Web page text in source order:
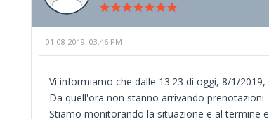
01-08-2019, 03:46 PM
Vi informiamo che dalle 13:23 di oggi, 8/1/
Da quell'ora non stanno arrivando
Stiamo monitorando la situazione e al termine